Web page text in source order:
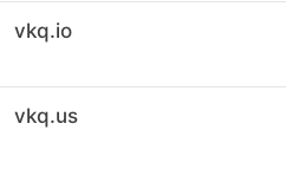
vkq.io
vkq.us